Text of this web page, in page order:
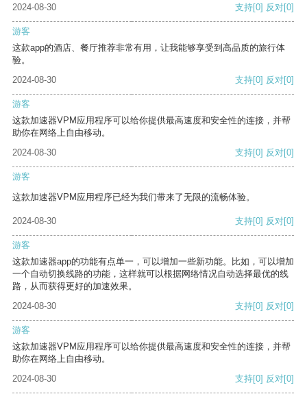
2024-08-30 支持[0] 反对[0]
游客
这款app的酒店、餐厅推荐非常有用，让我能够享受到高品质的旅行体
验。
2024-08-30
支持[0] 反对[0]
游客
这款加速器VPM应用程序可以给你提供最高速度和安全性的连接，并帮
助你在网络上自由移动。
2024-08-30
支持[0] 反对[0]
游客
这款加速器VPM应用程序已经为我们带来了无限的流畅体验。
2024-08-30 支持[0] 反对[0]
游客
这款加速器app的功能有点单一，可以增加一些新功能。比如，可以增加
一个自动切换线路的功能，这样就可以根据网络情况自动选择最优的线
路，从而获得更好的加速效果。
2024-08-30
支持[0] 反对[0]
游客
这款加速器VPM应用程序可以给你提供最高速度和安全性的连接，并帮
助你在网络上自由移动。
2024-08-30
支持[0] 反对[0]